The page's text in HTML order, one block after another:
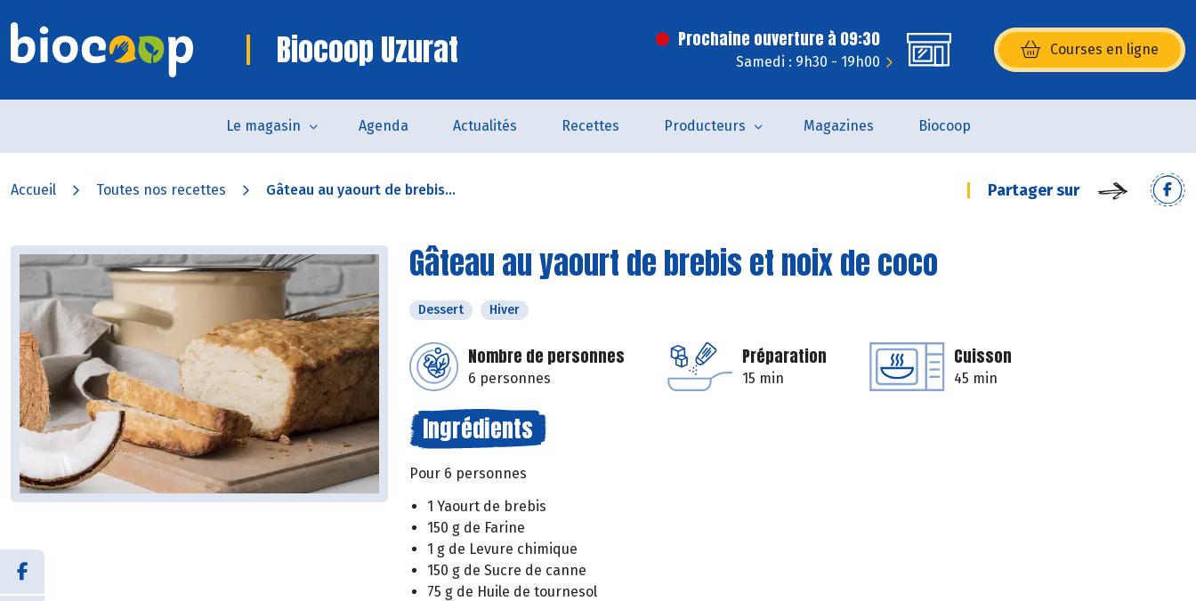
Biocoop Uzurat Prochaine ouverture à 09:30
Samedi : 9h30 - 19h00
Courses en ligne
(s’ouvre dans une nouvelle
Le magasin Agenda Actualités Recettes Producteurs Magazines Biocoop
Accueil Toutes nos recettes Gâteau au yaourt de brebis... Partager sur
Gâteau au yaourt de brebis et noix de coco
Dessert Hiver
Nombre de personnes
6 personnes
Préparation
15 min
Cuisson
45 min
Ingrédients
Pour 6 personnes
1 Yaourt de brebis
150 g de Farine
1 g de Levure chimique
150 g de Sucre de canne
75 g de Huile de tournesol